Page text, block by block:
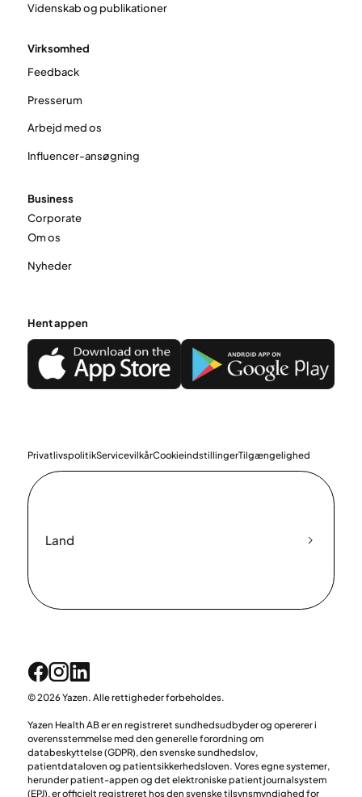
Videnskab og publikationer
Virksomhed
Feedback
Presserum
Arbejd med os
Influencer-ansøgning
Business
Corporate
Om os
Nyheder
Hent appen
PrivatlivspolitikServicevilkårCookieindstillingerTilgængelighed
Land
© 2026 Yazen. Alle rettigheder forbeholdes.
Yazen Health AB er en registreret sundhedsudbyder og opererer i
overensstemmelse med den generelle forordning om
databeskyttelse (GDPR), den svenske sundhedslov,
patientdataloven og patientsikkerhedsloven. Vores egne systemer,
herunder patient-appen og det elektroniske patientjournalsystem
(EPJ), er officielt registreret hos den svenske tilsynsmyndighed for